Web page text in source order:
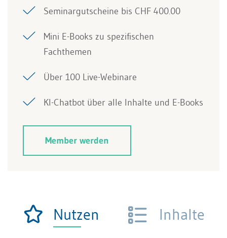
Seminargutscheine bis CHF 400.00
Mini E-Books zu spezifischen
Fachthemen
Über 100 Live-Webinare
KI-Chatbot über alle Inhalte und E-Books
Member werden
Nutzen
Inhalte